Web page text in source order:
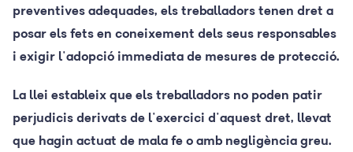
preventives adequades, els treballadors tenen dret a
posar els fets en coneixement dels seus responsables
i exigir l'adopció immediata de mesures de protecció.
La llei estableix que els treballadors no poden patir
perjudicis derivats de l'exercici d'aquest dret, llevat
que hagin actuat de mala fe o amb negligència greu.